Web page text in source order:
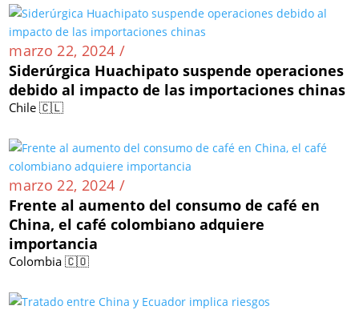
marzo 22, 2024 /
Siderúrgica Huachipato suspende operaciones
debido al impacto de las importaciones chinas
Chile 🇨🇱
marzo 22, 2024 /
Frente al aumento del consumo de café en
China, el café colombiano adquiere
importancia
Colombia 🇨🇴